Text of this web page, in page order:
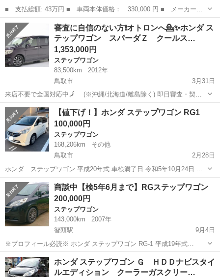
■ 支払総額: 43万円 ■ 車両本体価格： 330,000 円 ■ メーカー
名： ホンダ ■ 車種名： ステップワゴンスパーダ ■ グレード
名： Ｚ インターナビセレクション ９インチナビフルセグ Ｂカ
メラ 両側パワスラ...
広島 広島市 ステップワゴン
審査に自信のない方❕オトロンへ💁✨ホンダ ス
テップワゴン スパーダＺ クールス…
1,353,000円
ステップワゴン
83,500km
2012年
鳥取市
3月31日
来店不要で全国対応中🗾 (※沖縄/北海道/離島除く) 即日審査・契約
もできちゃう✨ お車の詳細こちらから↓仮審査もOK👌
https://www.otoron.jp/lists/detail?carno=036...
鳥取 鳥取市 ステップワゴン オトロン
【値下げ！】ホンダ ステップワゴン RG1
100,000円
ステップワゴン
168,206km
その他
鳥取市
2月28日
ホンダ ステップワゴン 平成20年式 車検満了日 令和5年10月24日 走
行距離 168,206km（現在使用中ですので距離は伸びます） 昨年12月に
バッテリーを新品交換しています。 ナビ、ETC、バックモニター搭
載。 ...
鳥取 鳥取市 ステップワゴン 走行距離
商談中【検5年6月まで】RGステップワゴン
200,000円
ステップワゴン
143,000km
2007年
智頭駅
9月4日
※プロフィール必読※ ホンダ ステップワゴン RG-1 平成19年式
2000cc 4ナンバー貨物登録 5人乗り仕様 両側パワースライドドア 使用
中により距離増えます リサイクル込み 令和4年度税金込み 名義変...
鳥取 八頭郡 智頭駅 ステップワゴン
ホンダ ステップワゴン Ｇ ＨＤＤナビスタイ
ルエディション クーラーガスクリー…